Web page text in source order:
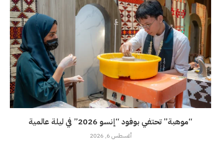
“موهبة” تحتفي بوفود “إنسو 2026” في ليلة عالمية
أغسطس 6, 2026